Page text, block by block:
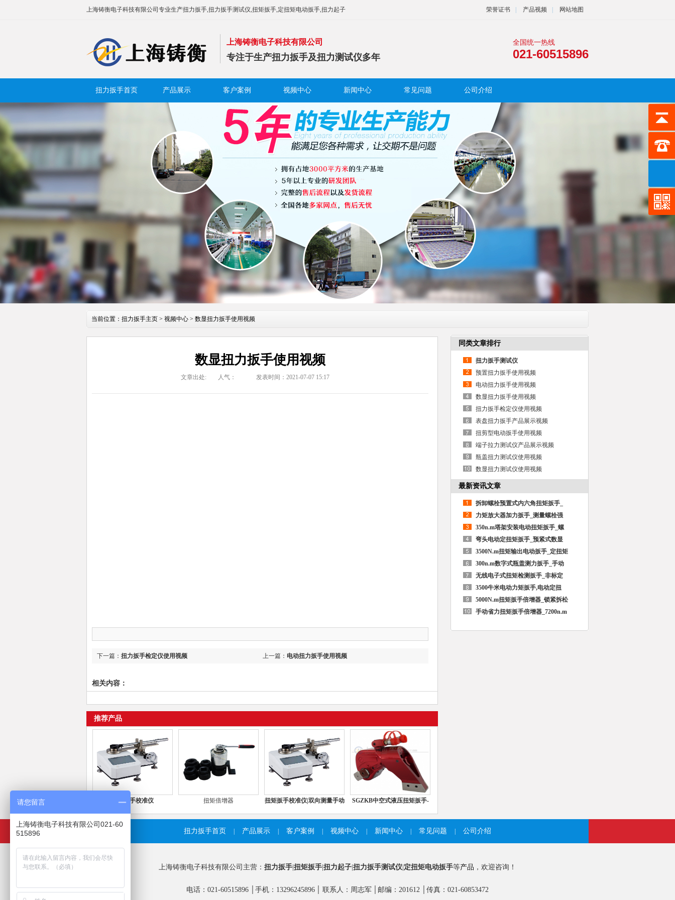
上海铸衡电子科技有限公司专业生产扭力扳手,扭力扳手测试仪,扭矩扳手,定扭矩电动扳手,扭力起子 荣誉证书 产品视频 网站地图
上海铸衡电子科技有限公司
专注于生产扭力扳手及扭力测试仪多年
全国统一热线
021-60515896
扭力扳手首页 产品展示 客户案例 视频中心 新闻中心 常见问题 公司介绍
当前位置： 扭力扳手主页 > 视频中心 > 数显扭力扳手使用视频
数显扭力扳手使用视频
文章出处: 人气： 发表时间：2021-07-07 15:17
上一篇： 电动扭力扳手使用视频
下一篇： 扭力扳手检定仪使用视频
相关内容：
推荐产品
扭力扳手校准仪 扭矩倍增器
扭矩扳手校准仪|双向测量手动
SGZKB中空式液压扭矩扳手-
同类文章排行
扭力扳手测试仪
预置扭力扳手使用视频
电动扭力扳手使用视频
数显扭力扳手使用视频
扭力扳手检定仪使用视频
表盘扭力扳手产品展示视频
扭剪型电动扳手使用视频
端子拉力测试仪产品展示视频
瓶盖扭力测试仪使用视频
数显扭力测试仪使用视频
最新资讯文章
拆卸螺栓预置式内六角扭矩扳手_
力矩放大器加力扳手_测量螺栓强
350n.m塔架安装电动扭矩扳手_螺
弯头电动定扭矩扳手_预紧式数显
3500N.m扭矩输出电动扳手_定扭矩
300n.m数字式瓶盖测力扳手_手动
无线电子式扭矩检测扳手_非标定
3500牛米电动力矩扳手,电动定扭
5000N.m扭矩扳手倍增器_锁紧拆松
手动省力扭矩扳手倍增器_7200n.m
扭力扳手首页 产品展示 客户案例 视频中心 新闻中心 常见问题 公司介绍
上海铸衡电子科技有限公司主营： 扭力扳手 扭矩扳手 扭力起子 扭力扳手测试仪 定扭矩电动扳手等产品 ，欢迎咨询！
电话：021-60515896 │手机：13296245896 │ 联系人：周志军 │邮编：201612 │传真：021-60853472
请您留言
上海铸衡电子科技有限公司021-60
515896